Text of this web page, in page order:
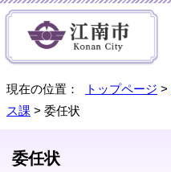
現在の位置： トップページ >
ス課 > 委任状
委任状